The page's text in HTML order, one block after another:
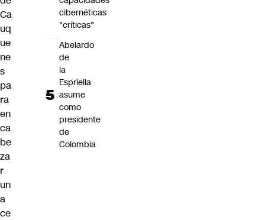
Ca
uq
ue
ne
s
pa
ra
en
ca
be
za
r
un
a
ce
cibernéticas
"críticas"
Abelardo
de
la
Espriella
asume
como
presidente
de
Colombia